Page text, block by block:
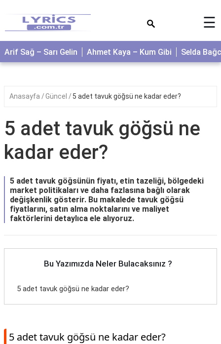
☰
Arif Sağ – Sarı Gelin Ahmet Kaya – Kum Gibi Selda
Anasayfa Güncel 5 adet tavuk göğsü ne kadar eder?
5 adet tavuk göğsü ne
kadar eder?
5 adet tavuk göğsünün fiyatı, etin tazeliği, bölgedeki
market politikaları ve daha fazlasına bağlı olarak
değişkenlik gösterir. Bu makalede tavuk göğsü
fiyatlarını, satın alma noktalarını ve maliyet
faktörlerini detaylıca ele alıyoruz.
Bu Yazımızda Neler Bulacaksınız ?
5 adet tavuk göğsü ne kadar eder?
5 adet tavuk göğsü ne kadar eder?